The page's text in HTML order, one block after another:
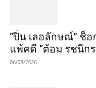
“ปิ่น เลอลักษณ์” ช็
แพ้คดี “ต้อม รชนีก
06/08/2026